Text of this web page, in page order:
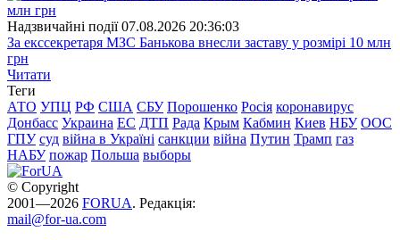
Надзвичайні події 07.08.2026 20:36:03
За екссекретаря МЗС Банькова внесли заставу у розмірі 10 млн
грн
Читати
Теги
АТО УПЦ РФ США СБУ Порошенко Росія коронавирус
Донбасс Украина ЕС ДТП Рада Крым Кабмин Киев НБУ ООС
ГПУ суд війна в Україні санкции війна Путин Трамп газ
НАБУ пожар Польша выборы
© Copyright
2001—2026 FORUA. Редакція:
mail@for-ua.com